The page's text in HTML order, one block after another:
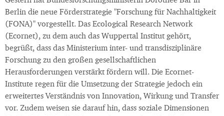
Berlin die neue Förderstrategie "Forschung für Nachhaltigkeit
(FONA)" vorgestellt. Das Ecological Research Network
(Ecornet), zu dem auch das Wuppertal Institut gehört,
begrüßt, dass das Ministerium inter- und transdisziplinäre
Forschung zu den großen gesellschaftlichen
Herausforderungen verstärkt fördern will. Die Ecornet-
Institute regen für die Umsetzung der Strategie jedoch ein
erweitertes Verständnis von Innovation, Wirkung und Transfer
vor. Zudem weisen sie darauf hin, dass soziale Dimensionen